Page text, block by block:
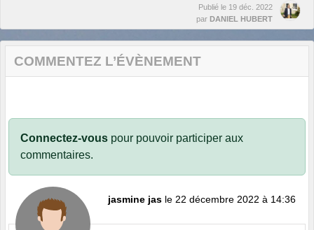
Publié le 19 déc. 2022
par DANIEL HUBERT
COMMENTEZ L’ÉVÈNEMENT
Connectez-vous pour pouvoir participer aux
commentaires.
jasmine jas le 22 décembre 2022 à 14:36